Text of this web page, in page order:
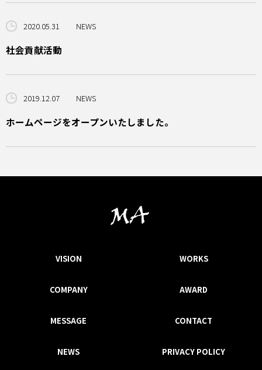
2020.05.31 NEWS
社会貢献活動
2019.12.07 NEWS
ホームページをオープンいたしました。
VISION WORKS
COMPANY AWARD
MESSAGE CONTACT
NEWS PRIVACY POLICY